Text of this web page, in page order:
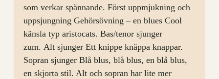
som verkar spännande. Först uppmjukning och
uppsjungning Gehörsövning – en blues Cool
känsla typ aristocats. Bas/tenor sjunger
zum. Alt sjunger Ett knippe knäppa knappar.
Sopran sjunger Blå blus, blå blus, en blå blus,
en skjorta stil. Alt och sopran har lite mer